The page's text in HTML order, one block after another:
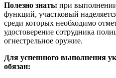
Полезно знать: при
функций, участковый
среди которых необходимо
удостоверение сотрудника
огнестрельное оружие.
Для успешного выполнения
обязан: